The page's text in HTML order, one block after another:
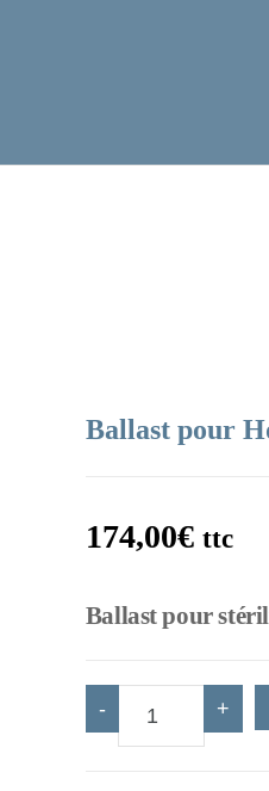
Ballast pour
174,00€ ttc
Ballast pour
- quantité de Ballast
+